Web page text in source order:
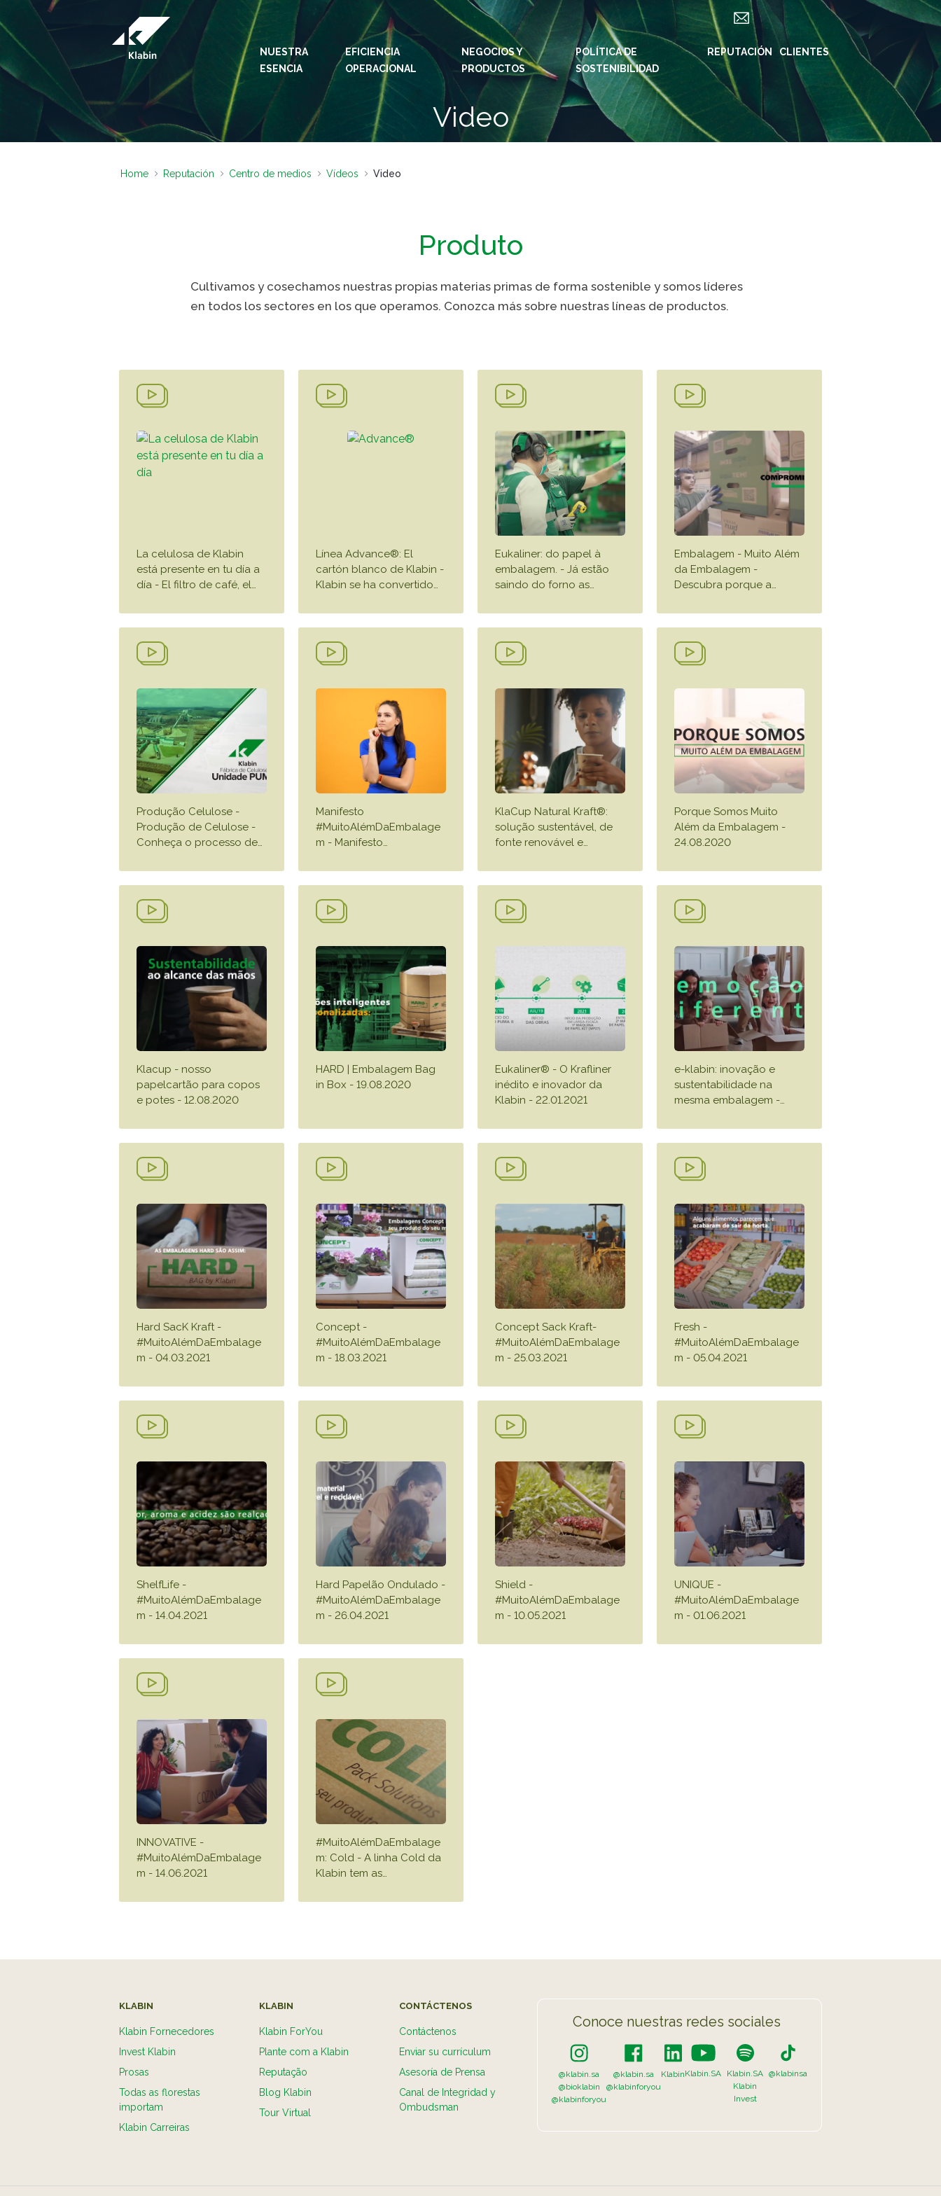
Saltar al contenido principal
NUESTRA
ESENCIA
EFICIENCIA
OPERACIONAL
NEGOCIOS Y
PRODUCTOS
POLÍTICA DE
SOSTENIBILIDAD
REPUTACIÓN CLIENTES
Video
IDIOMAS: EN
SITIOS DE KLABIN
Relações com
investidor
Parada general
Painel ASG
SITIOS DE KLABIN
Klabin ForYou
CARREIRAS
Prosas
REDES SOCIALES
KLABIN
Instagram
YouTube
Spotify
Home Reputación Centro de medios Vídeos Video
Produto
Cultivamos y cosechamos nuestras propias materias primas de forma sostenible y somos líderes
en todos los sectores en los que operamos. Conozca más sobre nuestras líneas de productos.
La celulosa de Klabin
está presente en tu día a
día - El filtro de café, el…
Línea Advance®: El
cartón blanco de Klabin -
Klabin se ha convertido…
Eukaliner: do papel à
embalagem. - Já estão
saindo do forno as…
Embalagem - Muito Além
da Embalagem -
Descubra porque a…
Produção Celulose -
Produção de Celulose -
Conheça o processo de…
Manifesto
#MuitoAlémDaEmbalage
m - Manifesto…
KlaCup Natural Kraft®:
solução sustentável, de
fonte renovável e…
Porque Somos Muito
Além da Embalagem -
24.08.2020
Klacup - nosso
papelcartão para copos
e potes - 12.08.2020
HARD | Embalagem Bag
in Box - 19.08.2020
Eukaliner® - O Krafliner
inédito e inovador da
Klabin - 22.01.2021
e-klabin: inovação e
sustentabilidade na
mesma embalagem -…
Hard SacK Kraft -
#MuitoAlémDaEmbalage
m - 04.03.2021
Concept -
#MuitoAlémDaEmbalage
m - 18.03.2021
Concept Sack Kraft-
#MuitoAlémDaEmbalage
m - 25.03.2021
Fresh -
#MuitoAlémDaEmbalage
m - 05.04.2021
ShelfLife -
#MuitoAlémDaEmbalage
m - 14.04.2021
Hard Papelão Ondulado -
#MuitoAlémDaEmbalage
m - 26.04.2021
Shield -
#MuitoAlémDaEmbalage
m - 10.05.2021
UNIQUE -
#MuitoAlémDaEmbalage
m - 01.06.2021
INNOVATIVE -
#MuitoAlémDaEmbalage
m - 14.06.2021
#MuitoAlémDaEmbalage
m: Cold - A linha Cold da
Klabin tem as…
KLABIN
Klabin Fornecedores
Invest Klabin
Prosas
Todas as florestas
importam
Klabin Carreiras
KLABIN
Klabin ForYou
Plante com a Klabin
Reputação
Blog Klabin
Tour Virtual
CONTÁCTENOS
Contáctenos
Enviar su currículum
Asesoría de Prensa
Canal de Integridad y
Ombudsman
Conoce nuestras redes sociales
@klabin.sa
@bioklabin
@klabinforyou
@klabin.sa
@klabinforyou
KlabinKlabin.SA
Klabin.SA
Klabin
Invest
@klabinsa